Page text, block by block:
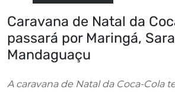
Caravana de Natal da
passará por Maringá,
Mandaguaçu
A caravana de Natal da Coca-Cola